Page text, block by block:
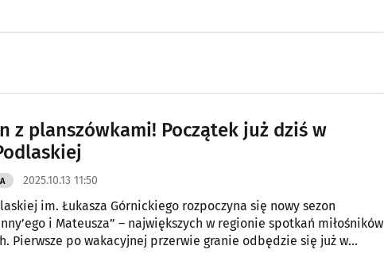
z planszówkami! Początek już dziś w
2025.10.13 11:50
im. Łukasza Górnickiego rozpoczyna się nowy sezon
i Mateusza” – największych w regionie spotkań miłośników
Pierwsze po wakacyjnej przerwie granie odbędzie się już w